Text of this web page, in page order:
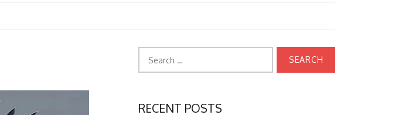
for:
RECENT POSTS